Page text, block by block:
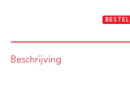
Das
BESTEL
Beschrijving